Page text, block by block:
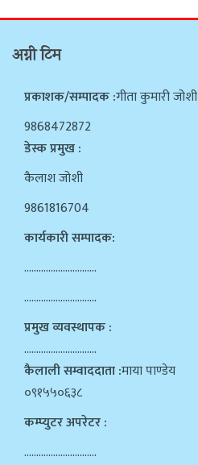
अग्नी टिम
प्रकाशक/सम्पादक :गीता कुमारी जोशी
9868472872
डेस्क प्रमुख :
कैलाश जोशी
9861816704
कार्यकारी सम्पादक:
…………………………
…………………………
प्रमुख व्यवस्थापक :
…………………………
कैलाली सम्वाददाता :माया पाण्डेय
०९१५५०६३८
कम्प्युटर अपरेटर :
…………………………